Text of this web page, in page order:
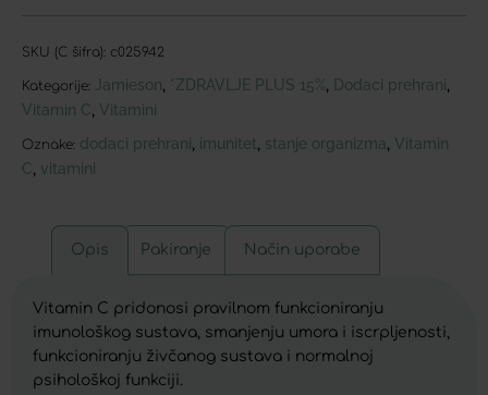
SKU (C šifra): c025942
Kategorije: Jamieson *ZDRAVLJE PLUS 15% Dodaci prehrani
Vitamin C Vitamini
Oznake: dodaci prehrani imunitet stanje organizma Vitamin
C
vitamini
Opis Pakiranje Način uporabe
Vitamin C pridonosi pravilnom funkcioniranju
imunološkog sustava, smanjenju umora i iscrpljenosti,
funkcioniranju živčanog sustava i normalnoj
psihološkoj funkciji.